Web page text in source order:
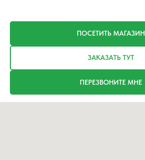
ПОСЕТИТЬ МАГАЗИН
ЗАКАЗАТЬ ТУТ
ПЕРЕЗВОНИТЕ МНЕ